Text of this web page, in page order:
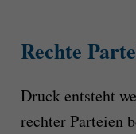
Rechte
Druck entsteht
rechter Parteien